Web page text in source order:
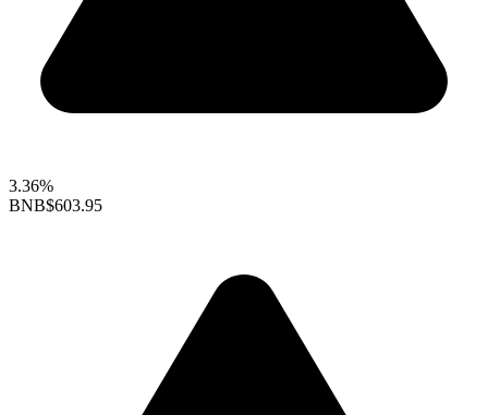
3.36%
BNB$603.95